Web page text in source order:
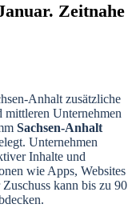
Zeitnahe
Anhalt zusätzliche
Unternehmen
Sachsen-Anhalt
Unternehmen
Inhalte und
wie Apps, Websites
kann bis zu 90